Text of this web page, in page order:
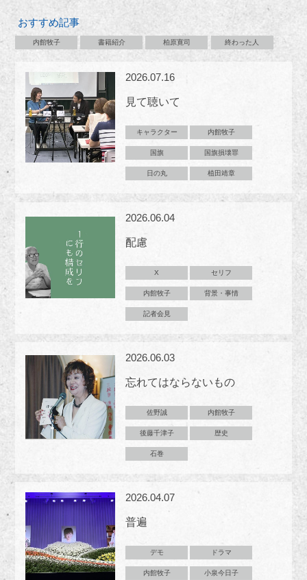
おすすめ記事
内館牧子 書籍紹介 柏原寛司 終わった人
2026.07.16
見て聴いて
キャラクター 内館牧子
国旗 国旗損壊罪
日の丸 植田靖章
2026.06.04
配慮
X セリフ
内館牧子 背景・事情
記者会見
2026.06.03
忘れてはならないもの
佐野誠 内館牧子
後藤千津子 歴史
石巻
2026.04.07
普遍
デモ ドラマ
内館牧子 小泉今日子